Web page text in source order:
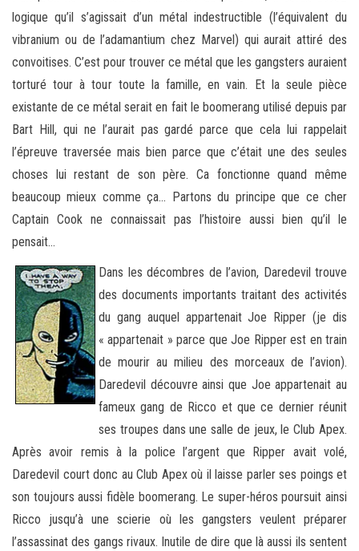
logique qu’il s’agissait d’un métal indestructible (l’équivalent du
vibranium ou de l’adamantium chez Marvel) qui aurait attiré des
convoitises. C’est pour trouver ce métal que les gangsters auraient
torturé tour à tour toute la famille, en vain. Et la seule pièce
existante de ce métal serait en fait le boomerang utilisé depuis par
Bart Hill, qui ne l’aurait pas gardé parce que cela lui rappelait
l’épreuve traversée mais bien parce que c’était une des seules
choses lui restant de son père. Ca fonctionne quand même
beaucoup mieux comme ça… Partons du principe que ce cher
Captain Cook ne connaissait pas l’histoire aussi bien qu’il le
pensait…
Dans les décombres de l’avion, Daredevil trouve
des documents importants traitant des activités
du gang auquel appartenait Joe Ripper (je dis
« appartenait » parce que Joe Ripper est en train
de mourir au milieu des morceaux de l’avion).
Daredevil découvre ainsi que Joe appartenait au
fameux gang de Ricco et que ce dernier réunit
ses troupes dans une salle de jeux, le Club Apex.
Après avoir remis à la police l’argent que Ripper avait volé,
Daredevil court donc au Club Apex où il laisse parler ses poings et
son toujours aussi fidèle boomerang. Le super-héros poursuit ainsi
Ricco jusqu’à une scierie où les gangsters veulent préparer
l’assassinat des gangs rivaux. Inutile de dire que là aussi ils sentent